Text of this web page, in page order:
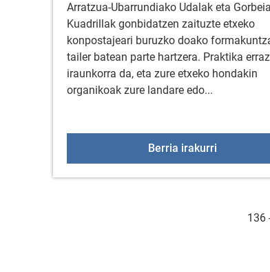
Arratzua-Ubarrundiako Udalak eta
Kuadrillak gonbidatzen zaituzte etxeko
konpostajeari buruzko doako
tailer batean parte hartzera. Praktika
iraunkorra da, eta zure etxeko hondakin
organikoak zure landare edo...
Berria irakurri
136